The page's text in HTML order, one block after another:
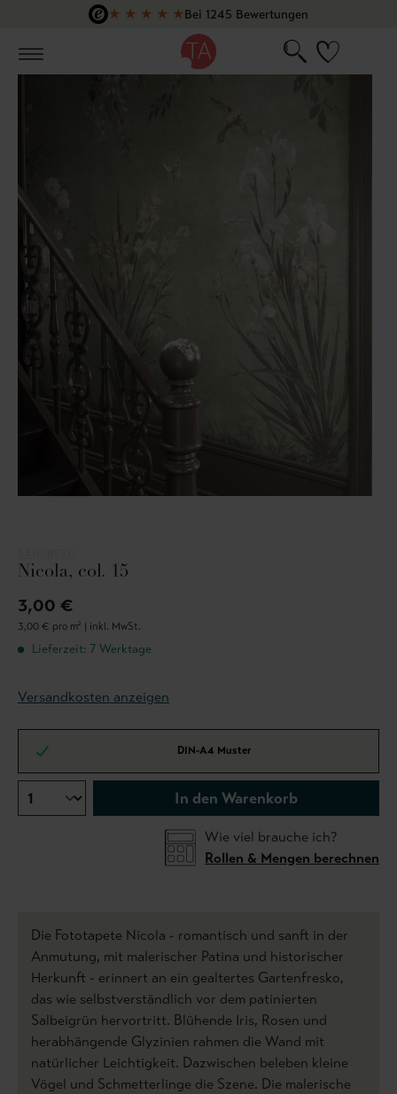
Zum Hauptinhalt springen
★ ★ ★ ★ ★Bei 1245 Bewertungen
Nicola, col. 15
3,00 €
3,00 € pro m² | inkl. MwSt.
Lieferzeit: 7 Werktage
Versandkosten anzeigen
DIN-A4 Muster
In den Warenkorb
Wie viel brauche ich?
Rollen & Mengen berechnen
Die Fototapete Nicola - romantisch und sanft in der
Anmutung, mit malerischer Patina und historischer
Herkunft - erinnert an ein gealtertes Gartenfresko,
das wie selbstverständlich vor dem patinierten
Salbeigrün hervortritt. Blühende Iris, Rosen und
herabhängende Glyzinien rahmen die Wand mit
natürlicher Leichtigkeit. Dazwischen beleben kleine
Vögel und Schmetterlinge die Szene. Die malerische